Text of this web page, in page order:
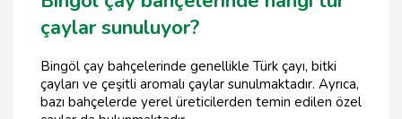
çaylar sunuluyor?
Bingöl çay bahçelerinde genellikle Türk çayı, bitki
çayları ve çeşitli aromalı çaylar sunulmaktadır. Ayrıca,
bazı bahçelerde yerel üreticilerden temin edilen özel